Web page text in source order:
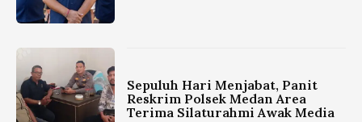
Sepuluh Hari Menjabat, Panit
Reskrim Polsek Medan Area
Terima Silaturahmi Awak Media